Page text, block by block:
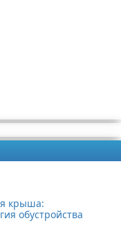
крыша:
обустройства